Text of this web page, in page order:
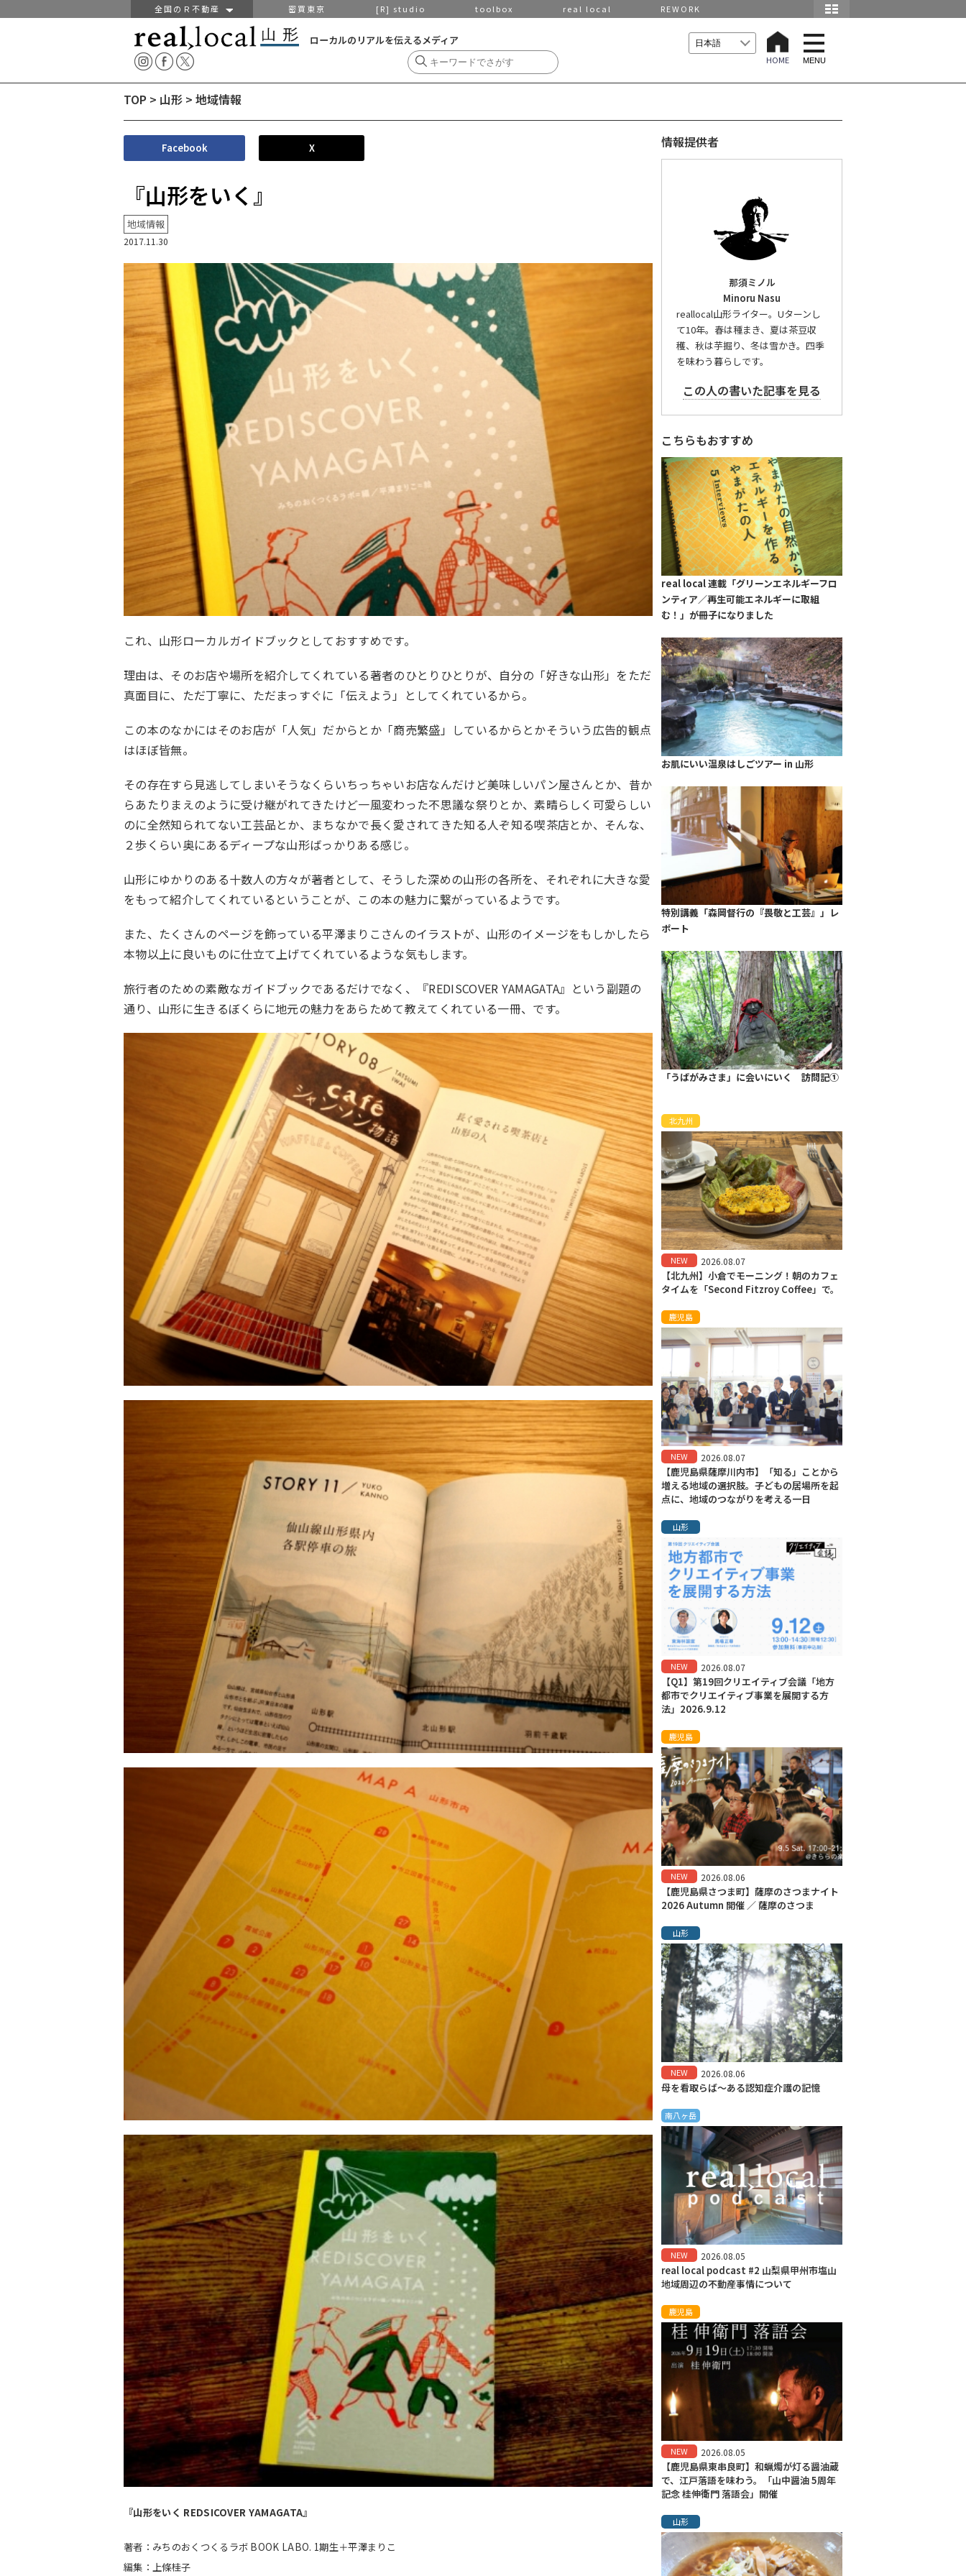
全国のＲ不動産 密買東京 [R] studio toolbox real local REWORK
ローカルのリアルを伝えるメディア
HOME
t
o
g
l
a
MENU
TOP > 山形 > 地域情報
Facebook X
『山形をいく』
地域情報
2017.11.30
これ、山形ローカルガイドブックとしておすすめです。
理由は、そのお店や場所を紹介してくれている著者のひとりひとりが、自分の「好きな山形」をただ
真面目に、ただ丁寧に、ただまっすぐに「伝えよう」としてくれているから。
この本のなかにはそのお店が「人気」だからとか「商売繁盛」しているからとかそういう広告的観点
はほぼ皆無。
その存在すら見逃してしまいそうなくらいちっちゃいお店なんだけど美味しいパン屋さんとか、昔か
らあたりまえのように受け継がれてきたけど一風変わった不思議な祭りとか、素晴らしく可愛らしい
のに全然知られてない工芸品とか、まちなかで長く愛されてきた知る人ぞ知る喫茶店とか、そんな、
２歩くらい奥にあるディープな山形ばっかりある感じ。
山形にゆかりのある十数人の方々が著者として、そうした深めの山形の各所を、それぞれに大きな愛
をもって紹介してくれているということが、この本の魅力に繋がっているようです。
また、たくさんのページを飾っている平澤まりこさんのイラストが、山形のイメージをもしかしたら
本物以上に良いものに仕立て上げてくれているような気もします。
旅行者のための素敵なガイドブックであるだけでなく、『REDISCOVER YAMAGATA』という副題の
通り、山形に生きるぼくらに地元の魅力をあらためて教えてくれている一冊、です。
『山形をいく REDSICOVER YAMAGATA』
著者：みちのおくつくるラボ BOOK LABO. 1期生＋平澤まりこ
編集：上條桂子
情報提供者
那須ミノル
Minoru Nasu
reallocal山形ライター。Uターンし
て10年。春は種まき、夏は茶豆収
穫、秋は芋掘り、冬は雪かき。四季
を味わう暮らしです。
この人の書いた記事を見る
こちらもおすすめ
real local 連載「グリーンエネルギーフロ
ンティア／再生可能エネルギーに取組
む！」が冊子になりました
お肌にいい温泉はしごツアー in 山形
特別講義「森岡督行の『畏敬と工芸』」レ
ポート
「うばがみさま」に会いにいく 訪問記①
北九州
NEW 2026.08.07
【北九州】小倉でモーニング！朝のカフェ
タイムを「Second Fitzroy Coffee」で。
鹿児島
NEW 2026.08.07
【鹿児島県薩摩川内市】「知る」ことから
増える地域の選択肢。子どもの居場所を起
点に、地域のつながりを考える一日
山形
NEW 2026.08.07
【Q1】第19回クリエイティブ会議「地方
都市でクリエイティブ事業を展開する方
法」2026.9.12
鹿児島
NEW 2026.08.06
【鹿児島県さつま町】薩摩のさつまナイト
2026 Autumn 開催 ／ 薩摩のさつま
山形
NEW 2026.08.06
母を看取らば～ある認知症介護の記憶
南八ヶ岳
NEW 2026.08.05
real local podcast #2 山梨県甲州市塩山
地域周辺の不動産事情について
鹿児島
NEW 2026.08.05
【鹿児島県東串良町】和蝋燭が灯る醤油蔵
で、江戸落語を味わう。「山中醤油 5周年
記念 桂伸衛門 落語会」開催
山形